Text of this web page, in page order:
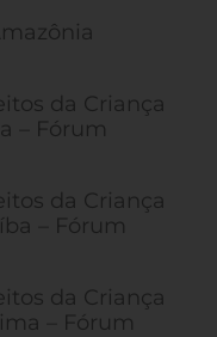
da Criança
– Fórum
da Criança
– Fórum
da Criança
– Fórum